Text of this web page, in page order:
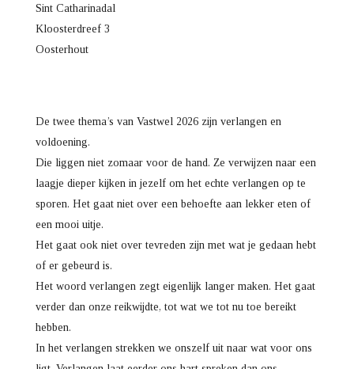
Sint Catharinadal
Kloosterdreef 3
Oosterhout
De twee thema’s van Vastwel 2026 zijn verlangen en
voldoening.
Die liggen niet zomaar voor de hand. Ze verwijzen naar een
laagje dieper kijken in jezelf om het echte verlangen op te
sporen. Het gaat niet over een behoefte aan lekker eten of
een mooi uitje.
Het gaat ook niet over tevreden zijn met wat je gedaan hebt
of er gebeurd is.
Het woord verlangen zegt eigenlijk langer maken. Het gaat
verder dan onze reikwijdte, tot wat we tot nu toe bereikt
hebben.
In het verlangen strekken we onszelf uit naar wat voor ons